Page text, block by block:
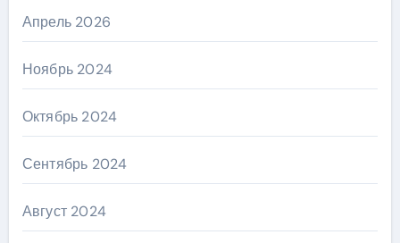
Апрель 2026
Ноябрь 2024
Октябрь 2024
Сентябрь 2024
Август 2024